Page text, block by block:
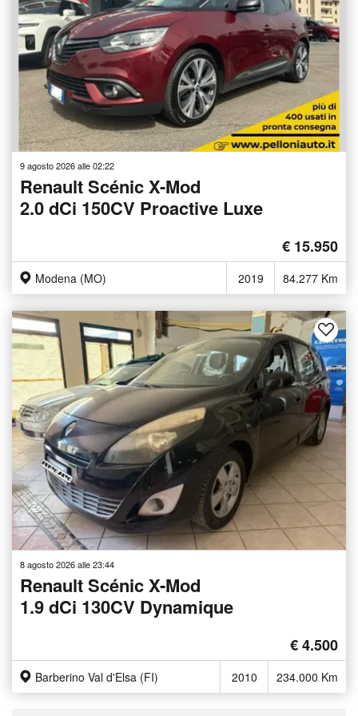
9 agosto 2026 alle 02:22
Renault Scénic X-Mod
2.0 dCi 150CV Proactive Luxe
€ 15.950
Modena (MO) 2019 84.277 Km
8 agosto 2026 alle 23:44
Renault Scénic X-Mod
1.9 dCi 130CV Dynamique
€ 4.500
Barberino Val d'Elsa (FI) 2010 234.000 Km